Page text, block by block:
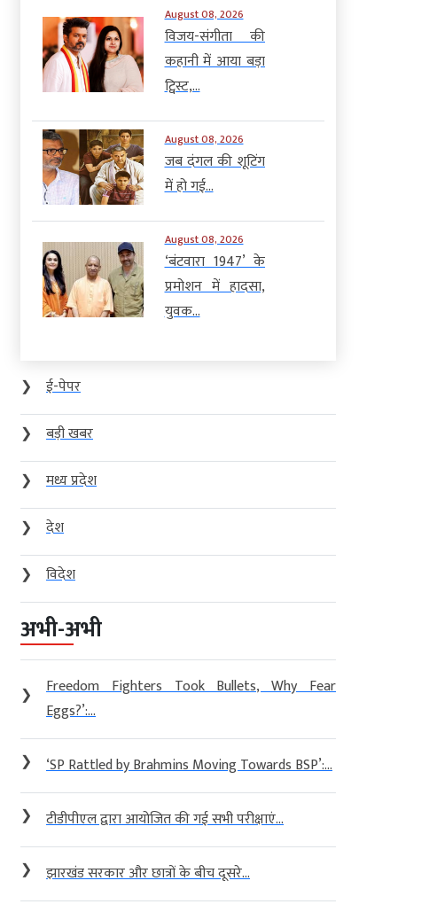
August 08, 2026
विजय-संगीता की
कहानी में आया बड़ा
ट्विस्ट,...
August 08, 2026
जब दंगल की शूटिंग
में हो गई...
August 08, 2026
‘बंटवारा 1947’ के
प्रमोशन में हादसा,
युवक...
❯
ई-पेपर
❯
बड़ी खबर
❯
मध्य प्रदेश
❯
देश
❯
विदेश
अभी-अभी
❯
Freedom Fighters Took Bullets, Why Fear
Eggs?’:...
❯ ‘SP Rattled by Brahmins Moving Towards BSP’:...
❯ टीडीपीएल द्वारा आयोजित की गई सभी परीक्षाएं...
❯ झारखंड सरकार और छात्रों के बीच दूसरे...